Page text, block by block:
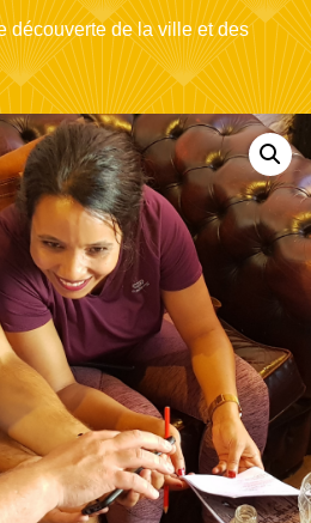
découverte de la ville et des